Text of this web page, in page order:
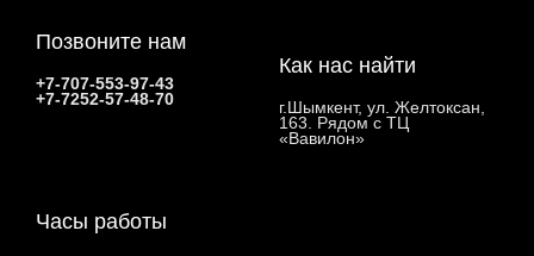
Позвоните нам
+7-707-553-97-43
+7-7252-57-48-70
Как нас найти
г.Шымкент, ул. Желтоксан,
163. Рядом с ТЦ
«Вавилон»
Часы работы